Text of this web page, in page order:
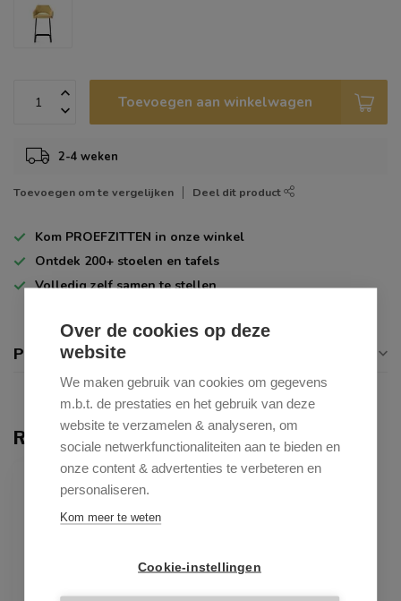
Over de cookies op deze
website
We maken gebruik van cookies om gegevens
m.b.t. de prestaties en het gebruik van deze
website te verzamelen & analyseren, om
sociale netwerkfunctionaliteiten aan te bieden en
onze content & advertenties te verbeteren en
personaliseren.
Kom meer te weten
Cookie-instellingen
Toevoegen aan winkelwagen
2-4 weken
Toevoegen om te vergelijken Deel dit product
Kom PROEFZITTEN in onze winkel
Ontdek 200+ stoelen en tafels
Volledig zelfsamen te stellen
Productomschrijving
Recent bekeken